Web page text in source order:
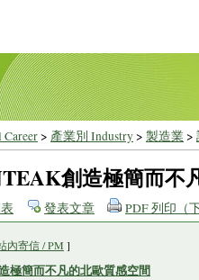
> 產業別 Industry> 製造業>
創造極簡而不
發表文章 PDF 列印（
內寄信 / PM ]
極簡而不凡的北歐質感空間